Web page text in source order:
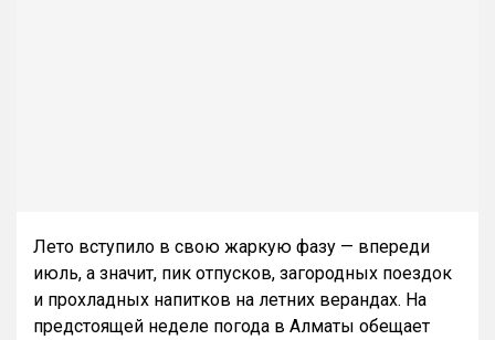
Лето вступило в свою жаркую фазу — впереди
июль, а значит, пик отпусков, загородных поездок
и прохладных напитков на летних верандах. На
предстоящей неделе погода в Алматы обещает